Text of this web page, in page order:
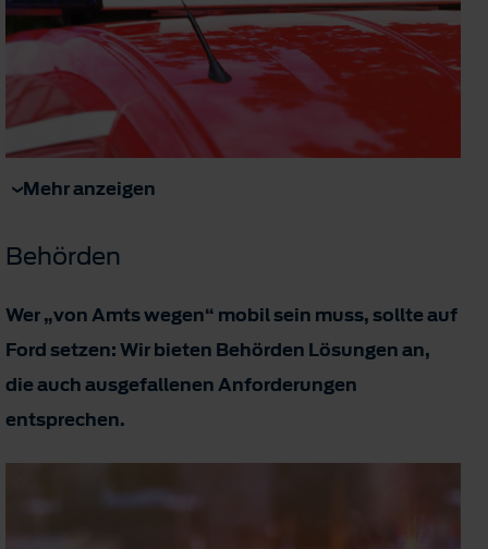
Mehr anzeigen
Behörden
Wer „von Amts wegen“ mobil sein muss, sollte auf
Ford setzen: Wir bieten Behörden Lösungen an,
die auch ausgefallenen Anforderungen
entsprechen.